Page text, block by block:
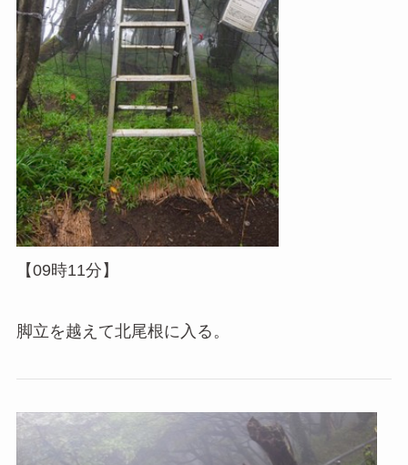
【09時11分】
脚立を越えて北尾根に入る。